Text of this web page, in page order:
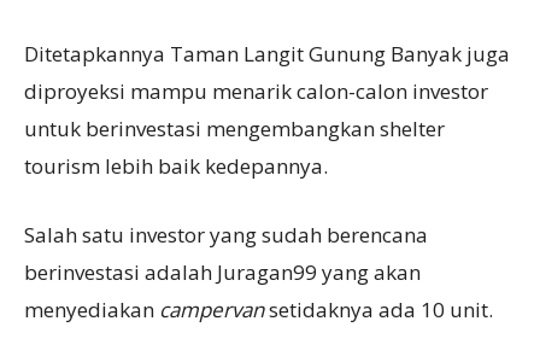
Ditetapkannya Taman Langit Gunung Banyak juga
diproyeksi mampu menarik calon-calon investor
untuk berinvestasi mengembangkan shelter
tourism lebih baik kedepannya.
Salah satu investor yang sudah berencana
berinvestasi adalah Juragan99 yang akan
menyediakan campervansetidaknya ada 10 unit.